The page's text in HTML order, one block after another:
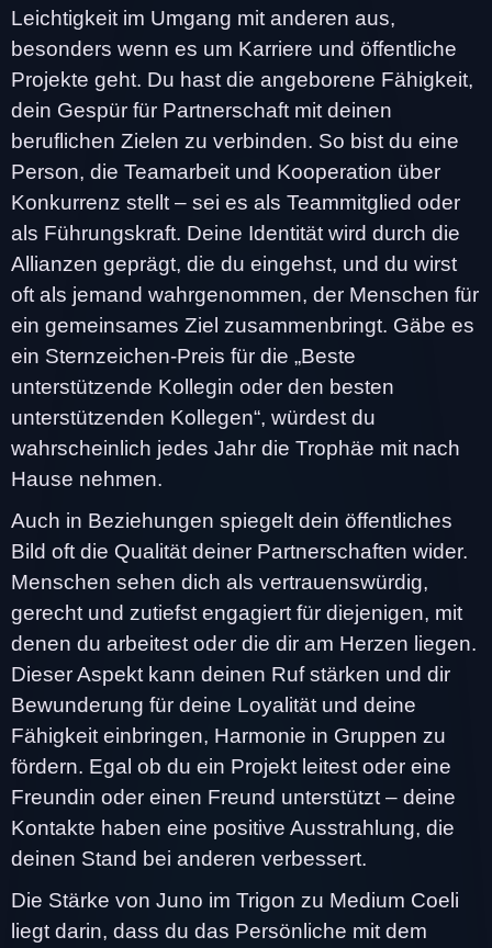
Leichtigkeit im Umgang mit anderen aus,
besonders wenn es um Karriere und öffentliche
Projekte geht. Du hast die angeborene Fähigkeit,
dein Gespür für Partnerschaft mit deinen
beruflichen Zielen zu verbinden. So bist du eine
Person, die Teamarbeit und Kooperation über
Konkurrenz stellt – sei es als Teammitglied oder
als Führungskraft. Deine Identität wird durch die
Allianzen geprägt, die du eingehst, und du wirst
oft als jemand wahrgenommen, der Menschen für
ein gemeinsames Ziel zusammenbringt. Gäbe es
ein Sternzeichen-Preis für die „Beste
unterstützende Kollegin oder den besten
unterstützenden Kollegen“, würdest du
wahrscheinlich jedes Jahr die Trophäe mit nach
Hause nehmen.
Auch in Beziehungen spiegelt dein öffentliches
Bild oft die Qualität deiner Partnerschaften wider.
Menschen sehen dich als vertrauenswürdig,
gerecht und zutiefst engagiert für diejenigen, mit
denen du arbeitest oder die dir am Herzen liegen.
Dieser Aspekt kann deinen Ruf stärken und dir
Bewunderung für deine Loyalität und deine
Fähigkeit einbringen, Harmonie in Gruppen zu
fördern. Egal ob du ein Projekt leitest oder eine
Freundin oder einen Freund unterstützt – deine
Kontakte haben eine positive Ausstrahlung, die
deinen Stand bei anderen verbessert.
Die Stärke von Juno im Trigon zu Medium Coeli
liegt darin, dass du das Persönliche mit dem